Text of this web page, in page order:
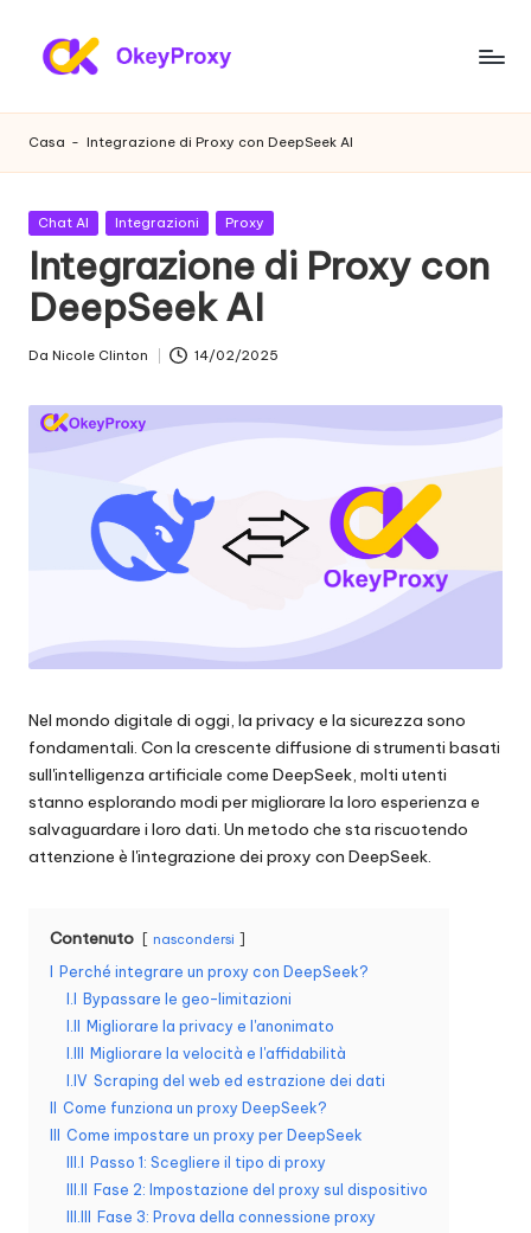
P
r
o
x
y
r
e
si
d
p
e
r
o
g
e
si
proxy
HTTP(S)/SOCKS5,
su
prove
gratuite
di
sulle
scraping
altro
Casa - Integrazione di Proxy con DeepSeek AI
Pubblicato
Chat AI Integrazioni Proxy
Integrazione di Proxy con
DeepSeek AI
Da Nicole Clinton 14/02/2025
Nel mondo digitale di oggi, la privacy e la sicurezza sono
fondamentali. Con la crescente diffusione di strumenti basati
sull'intelligenza artificiale come DeepSeek, molti utenti
stanno esplorando modi per migliorare la loro esperienza e
salvaguardare i loro dati. Un metodo che sta riscuotendo
attenzione è l'integrazione dei proxy con DeepSeek.
Contenuto nascondersi
I Perché integrare un proxy con DeepSeek?
I.I Bypassare le geo-limitazioni
I.II Migliorare la privacy e l'anonimato
I.III Migliorare la velocità e l'affidabilità
I.IV Scraping del web ed estrazione dei dati
II Come funziona un proxy DeepSeek?
III Come impostare un proxy per DeepSeek
III.I Passo 1: Scegliere il tipo di proxy
III.II Fase 2: Impostazione del proxy sul dispositivo
III.III Fase 3: Prova della connessione proxy